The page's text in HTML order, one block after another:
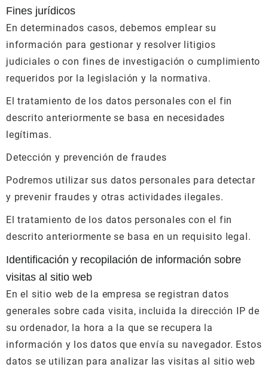
Fines jurídicos
En determinados casos, debemos emplear su
información para gestionar y resolver litigios
judiciales o con fines de investigación o cumplimiento
requeridos por la legislación y la normativa.
El tratamiento de los datos personales con el fin
descrito anteriormente se basa en necesidades
legítimas.
Detección y prevención de fraudes
Podremos utilizar sus datos personales para detectar
y prevenir fraudes y otras actividades ilegales.
El tratamiento de los datos personales con el fin
descrito anteriormente se basa en un requisito legal.
Identificación y recopilación de información sobre
visitas al sitio web
En el sitio web de la empresa se registran datos
generales sobre cada visita, incluida la dirección IP de
su ordenador, la hora a la que se recupera la
información y los datos que envía su navegador. Estos
datos se utilizan para analizar las visitas al sitio web